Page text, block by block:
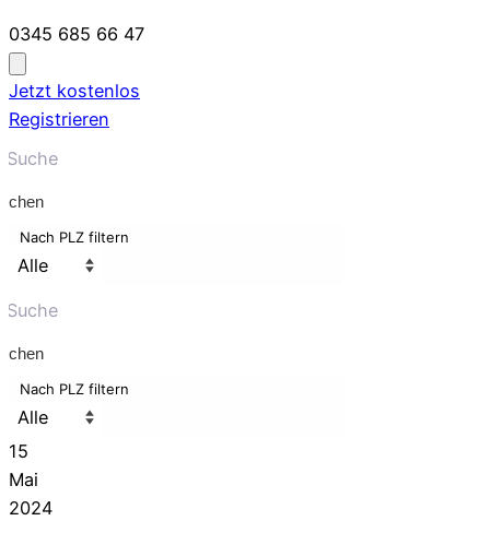
0345 685 66 47
Jetzt kostenlos
Registrieren
Nach PLZ filtern
Nach PLZ filtern
15
Mai
2024